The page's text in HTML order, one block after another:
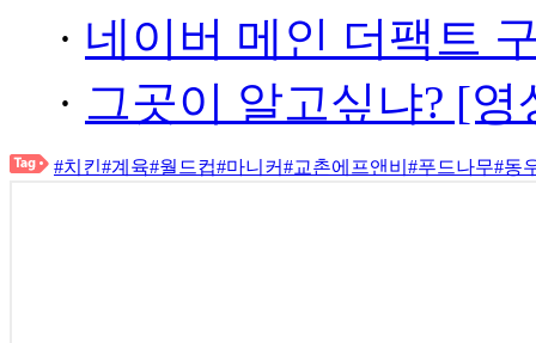
· 네이버 메인 더팩트
· 그곳이 알고싶냐? [
#치킨#계육#월드컵#마니커#교촌에프앤비 #푸드나무#동